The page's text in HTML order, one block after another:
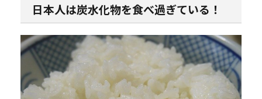
日本人は炭水化物を食べ過ぎている！